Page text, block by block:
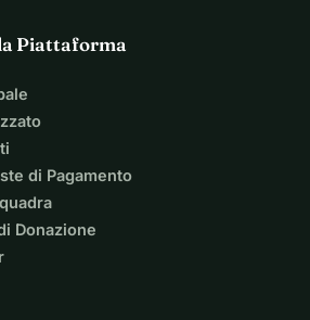
Il 100% di tutte le donazioni va
su
Scuola di Musica per Bambini di
dove i bambini di strada
Piattaforma
di Pagamento
Donazione